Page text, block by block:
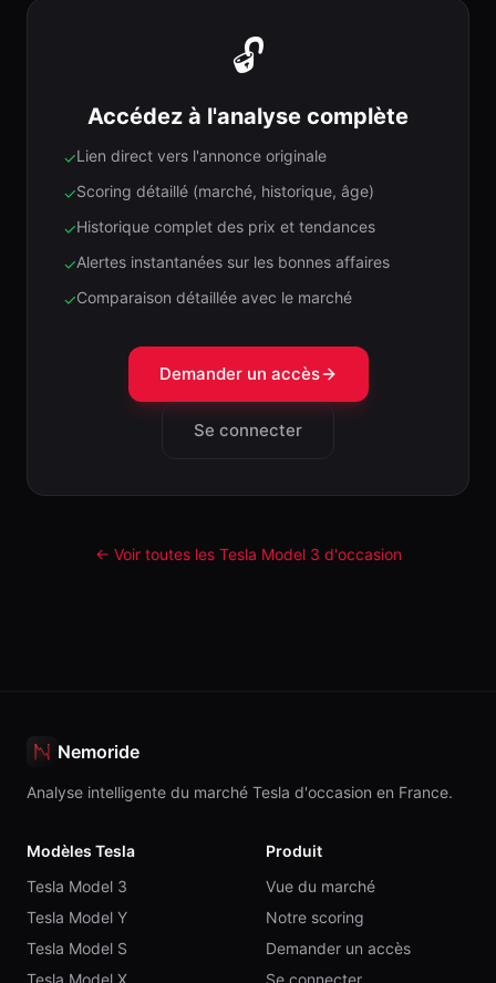
🔓
Accédez à l'analyse complète
✓Lien direct vers l'annonce originale
✓Scoring détaillé (marché, historique, âge)
✓Historique complet des prix et tendances
✓Alertes instantanées sur les bonnes affaires
✓Comparaison détaillée avec le marché
Demander un accès
Se connecter
← Voir toutes les Tesla Model 3 d'occasion
Nemoride
Analyse intelligente du marché Tesla d'occasion en France.
Modèles Tesla
Tesla Model 3
Tesla Model Y
Tesla Model S
Tesla Model X
Produit
Vue du marché
Notre scoring
Demander un accès
Se connecter